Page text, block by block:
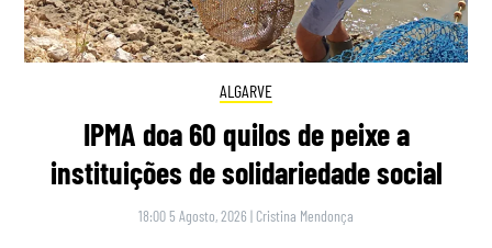
ALGARVE
IPMA doa 60 quilos de peixe a
instituições de solidariedade social
18:00 5 Agosto, 2026 | Cristina Mendonça